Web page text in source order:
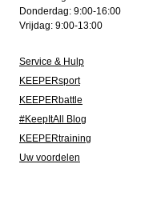
Donderdag: 9:00-16:00
Vrijdag: 9:00-13:00
Service & Hulp
KEEPERsport
KEEPERbattle
#KeepItAll Blog
KEEPERtraining
Uw voordelen